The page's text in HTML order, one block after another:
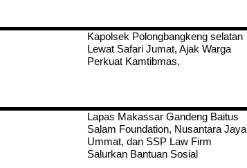
Kapolsek Polongbangkeng selatan
Lewat Safari Jumat, Ajak Warga
Perkuat Kamtibmas.
Lapas Makassar Gandeng Baitus
Salam Foundation, Nusantara Jaya
Ummat, dan SSP Law Firm
Salurkan Bantuan Sosial